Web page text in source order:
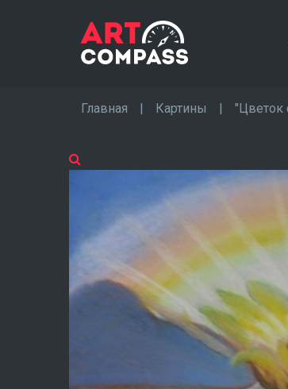
Главная | Картины | "Цветок